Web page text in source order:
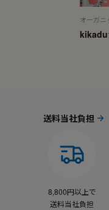
オーガニ
kikadu
送料当社負担
8,800円以上で
送料当社負担